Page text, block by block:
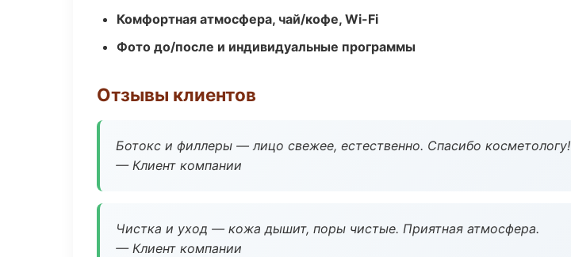
Комфортная атмосфера, чай/кофе, Wi-Fi
Фото до/после и индивидуальные программы
Отзывы клиентов
Ботокс и филлеры — лицо свежее, естественно. Спасибо косметологу!
— Клиент компании
Чистка и уход — кожа дышит, поры чистые. Приятная атмосфера.
— Клиент компании